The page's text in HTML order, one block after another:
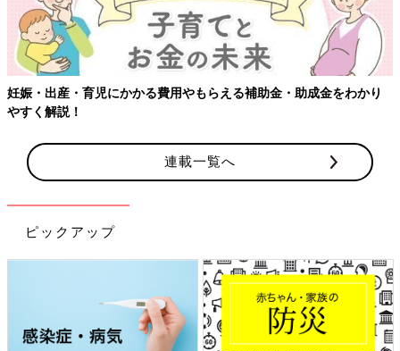
妊娠・出産・育児にかかる費用やもらえる補助金・助成金をわかり
やすく解説！
連載一覧へ
ピックアップ